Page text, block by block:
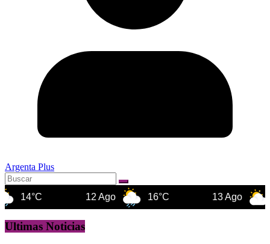
Argenta Plus
16°C 16°C
Ultimas Noticias